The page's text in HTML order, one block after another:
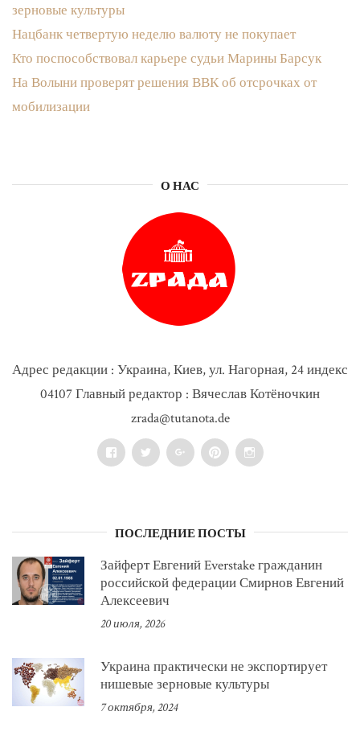
зерновые культуры
Нацбанк четвертую неделю валюту не покупает
Кто поспособствовал карьере судьи Марины Барсук
На Волыни проверят решения ВВК об отсрочках от
мобилизации
О НАС
Адрес редакции : Украина, Киев, ул. Нагорная, 24 индекс
04107 Главный редактор : Вячеслав Котёночкин
zrada@tutanota.de
FacebookTwitter Google+PinterestInstagram
ПОСЛЕДНИЕ ПОСТЫ
Зайферт Евгений Everstake гражданин
российской федерации Смирнов Евгений
Алексеевич
20 июля, 2026
Украина практически не экспортирует
нишевые зерновые культуры
7 октября, 2024